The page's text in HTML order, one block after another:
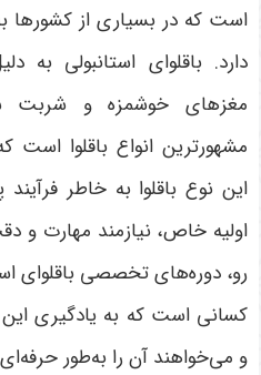
است که در بسیاری از کشورها
دارد. باقلوای استانبولی به
مغزهای خوشمزه و شربت
مشهورترین انواع باقلوا است
این نوع باقلوا به خاطر
اولیه خاص، نیازمند مهارت و
رو، دوره‌های تخصصی باقلوای
کسانی است که به یادگیری این
و می‌خواهند آن را به‌طور حرفه‌ای